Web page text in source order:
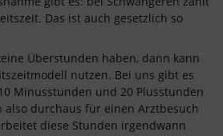
Das ist auch gesetzlich so
Überstunden haben, dann kann
nutzen. Bei uns gibt es
Minusstunden und 20 Plusstunden
also durchaus für einen Arztbesuch
diese Stunden irgendwann